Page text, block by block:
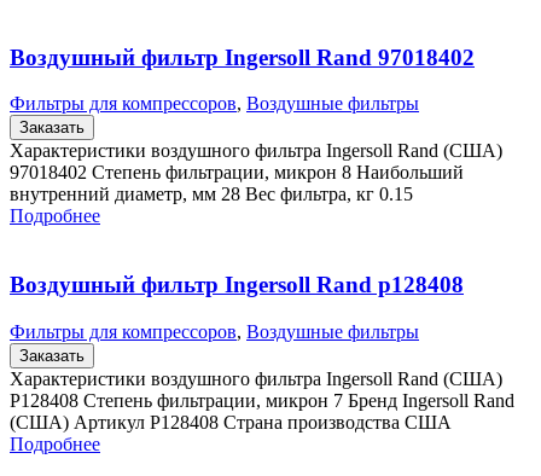
Воздушный фильтр Ingersoll Rand 97018402
Фильтры для компрессоров, Воздушные фильтры
Заказать
Характеристики воздушного фильтра Ingersoll Rand (США)
97018402 Степень фильтрации, микрон 8 Наибольший
внутренний диаметр, мм 28 Вес фильтра, кг 0.15
Подробнее
Воздушный фильтр Ingersoll Rand p128408
Фильтры для компрессоров, Воздушные фильтры
Заказать
Характеристики воздушного фильтра Ingersoll Rand (США)
P128408 Степень фильтрации, микрон 7 Бренд Ingersoll Rand
(США) Артикул P128408 Страна производства США
Подробнее